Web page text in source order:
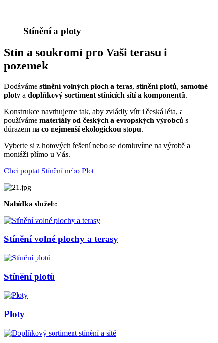
Stínění a ploty
Stín a soukromí pro Vaši terasu i
pozemek
Dodáváme stínění volných ploch a teras, stínění plotů, samotné
ploty a doplňkový sortiment stínicích sítí a komponentů.
Konstrukce navrhujeme tak, aby zvládly vítr i česká léta, a
používáme materiály od českých a evropských výrobců s
důrazem na co nejmenší ekologickou stopu.
Vyberte si z hotových řešení nebo se domluvíme na výrobě a
montáži přímo u Vás.
Chci poptat Stínění nebo Plot
Nabídka služeb:
Stínění volné plochy a terasy
Stínění plotů
Ploty